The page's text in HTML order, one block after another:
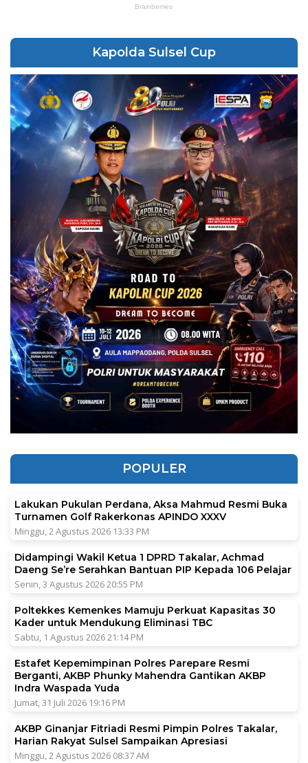
Kapolda Sulsel Cup
POPULER
Lakukan Pukulan Perdana, Aksa Mahmud Resmi Buka
Turnamen Golf Rakerkonas APINDO XXXV
Minggu, 2 Agustus 2026 13:33 PM
Didampingi Wakil Ketua 1 DPRD Takalar, Achmad
Daeng Se’re Serahkan Bantuan PIP Kepada 106 Pelajar
Senin, 3 Agustus 2026 20:55 PM
Poltekkes Kemenkes Mamuju Perkuat Kapasitas 30
Kader untuk Mendukung Eliminasi TBC
Sabtu, 1 Agustus 2026 21:14 PM
Estafet Kepemimpinan Polres Parepare Resmi
Berganti, AKBP Phunky Mahendra Gantikan AKBP
Indra Waspada Yuda
Jumat, 31 Juli 2026 19:16 PM
AKBP Ginanjar Fitriadi Resmi Pimpin Polres Takalar,
Harian Rakyat Sulsel Sampaikan Apresiasi
Minggu, 2 Agustus 2026 08:37 AM